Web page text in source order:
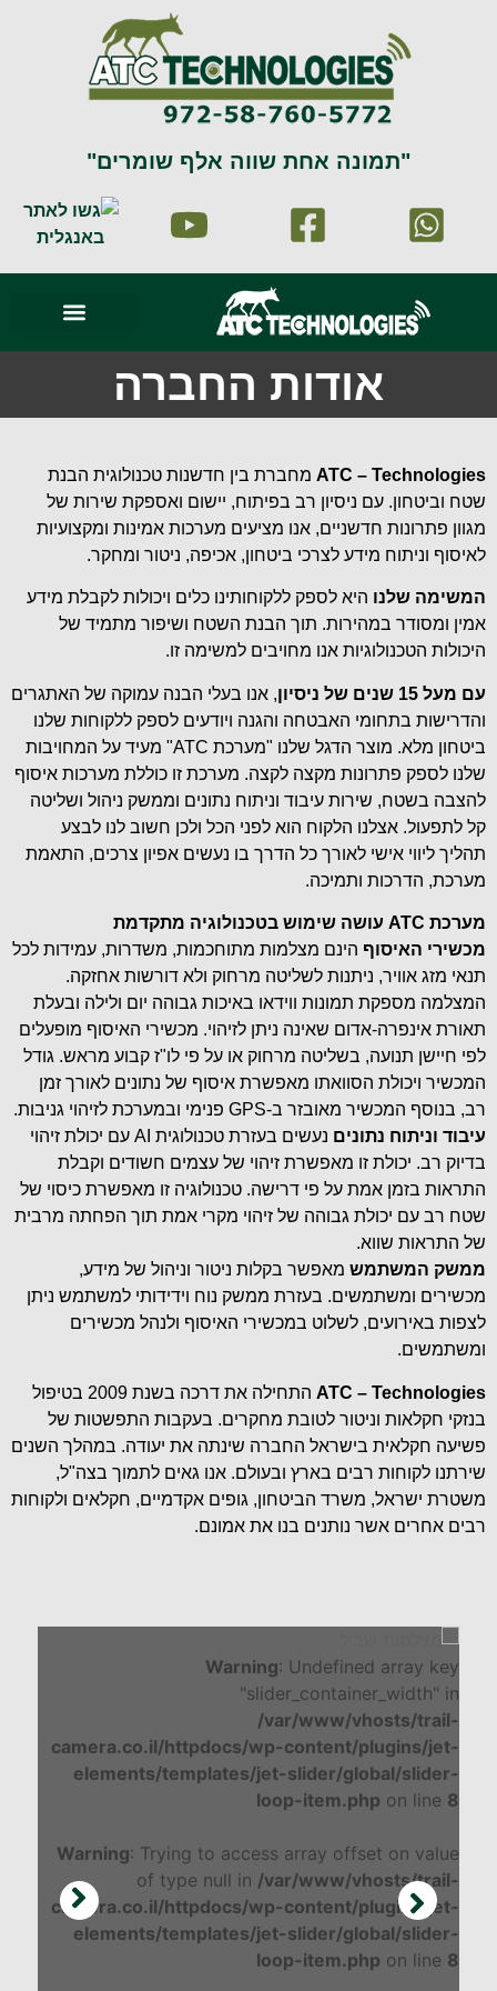
"תמונה אחת שווה אלף שומרים"
אודות החברה
ATC – Technologies מחברת בין חדשנות טכנולוגית הבנת
שטח וביטחון. עם ניסיון רב בפיתוח, יישום ואספקת שירות של
מגוון פתרונות חדשניים, אנו מציעים מערכות אמינות ומקצועיות
לאיסוף וניתוח מידע לצרכי ביטחון, אכיפה, ניטור ומחקר.
המשימה שלנו היא לספק ללקוחותינו כלים ויכולות לקבלת מידע
אמין ומסודר במהירות. תוך הבנת השטח ושיפור מתמיד של
היכולות הטכנולוגיות אנו מחויבים למשימה זו.
עם מעל 15 שנים של ניסיון
, אנו בעלי הבנה עמוקה של האתגרים
והדרישות בתחומי האבטחה והגנה ויודעים לספק ללקוחות שלנו
ביטחון מלא. מוצר הדגל שלנו "מערכת ATC" מעיד על המחויבות
שלנו לספק פתרונות מקצה לקצה. מערכת זו כוללת מערכות איסוף
להצבה בשטח, שירות עיבוד וניתוח נתונים וממשק ניהול ושליטה
קל לתפעול. אצלנו הלקוח הוא לפני הכל ולכן חשוב לנו לבצע
תהליך ליווי אישי לאורך כל הדרך בו נעשים אפיון צרכים, התאמת
מערכת, הדרכות ותמיכה.
מערכת ATC עושה שימוש בטכנולוגיה מתקדמת
מכשירי האיסוף הינם מצלמות מתוחכמות, משדרות, עמידות לכל
תנאי מזג אוויר, ניתנות לשליטה מרחוק ולא דורשות אחזקה.
המצלמה מספקת תמונות ווידאו באיכות גבוהה יום ולילה ובעלת
תאורת אינפרה-אדום שאינה ניתן לזיהוי. מכשירי האיסוף מופעלים
לפי חיישן תנועה, בשליטה מרחוק או על פי לו"ז קבוע מראש. גודל
המכשיר ויכולת הסוואתו מאפשרת איסוף של נתונים לאורך זמן
רב, בנוסף המכשיר מאובזר ב-GPS פנימי ובמערכת לזיהוי גניבות.
עיבוד וניתוח נתונים
נעשים בעזרת טכנולוגית AI עם יכולת זיהוי
בדיוק רב. יכולת זו מאפשרת זיהוי של עצמים חשודים וקבלת
התראות בזמן אמת על פי דרישה. טכנולוגיה זו מאפשרת כיסוי של
שטח רב עם יכולת גבוהה של זיהוי מקרי אמת תוך הפחתה מרבית
של התראות שווא.
ממשק המשתמש מאפשר בקלות ניטור וניהול של מידע,
מכשירים ומשתמשים. בעזרת ממשק נוח וידידותי למשתמש ניתן
לצפות באירועים, לשלוט במכשירי האיסוף ולנהל מכשירים
ומשתמשים.
ATC – Technologies
התחילה את דרכה בשנת 2009 בטיפול
בנזקי חקלאות וניטור לטובת מחקרים. בעקבות התפשטות של
פשיעה חקלאית בישראל החברה שינתה את יעודה. במהלך השנים
שירתנו לקוחות רבים בארץ ובעולם. אנו גאים לתמוך בצה"ל,
משטרת ישראל, משרד הביטחון, גופים אקדמיים, חקלאים ולקוחות
רבים אחרים אשר נותנים בנו את אמונם.
Warning: Undefined array key
"slider_container_width" in
/var/www/vhosts/trail-
camera.co.il/httpdocs/wp-content/plugins/jet-
elements/templates/jet-slider/global/slider-
loop-item.php on line 8
Warning: Trying to access array offset on value
of type null in /var/www/vhosts/trail-
camera.co.il/httpdocs/wp-content/plugins/jet-
elements/templates/jet-slider/global/slider-
loop-item.php on line 8